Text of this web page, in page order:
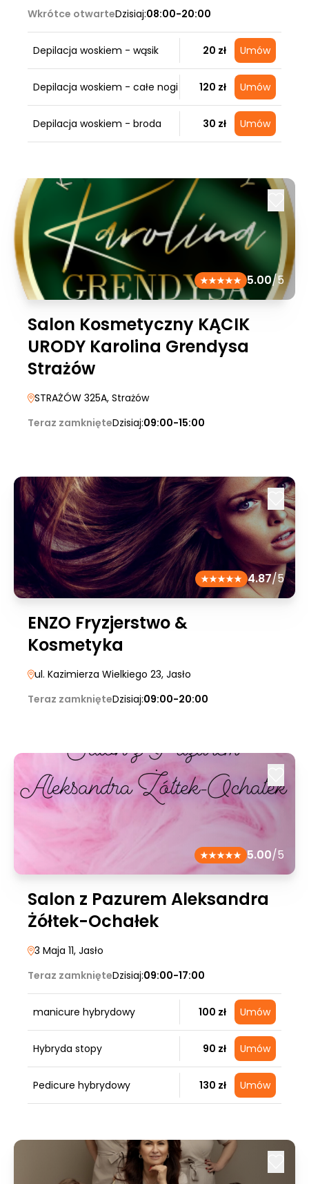
Wkrótce otwarteDzisiaj:08:00-20:00
Depilacja woskiem - wąsik 20 zł Umów
Depilacja woskiem - całe nogi 120 zł Umów
Depilacja woskiem - broda 30 zł Umów
5.00/5
Salon Kosmetyczny KĄCIK
URODY Karolina Grendysa
Strażów
STRAŻÓW 325A, Strażów
Teraz zamknięteDzisiaj:09:00-15:00
4.87/5
ENZO Fryzjerstwo &
Kosmetyka
ul. Kazimierza Wielkiego 23, Jasło
Teraz zamknięteDzisiaj:09:00-20:00
5.00/5
Salon z Pazurem Aleksandra
Żółtek-Ochałek
3 Maja 11, Jasło
Teraz zamknięteDzisiaj:09:00-17:00
manicure hybrydowy 100 zł Umów
Hybryda stopy 90 zł Umów
Pedicure hybrydowy 130 zł Umów